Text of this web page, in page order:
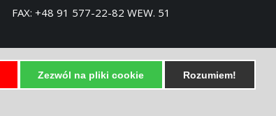
Zezwól na pliki cookie Rozumiem!
FAX: +48 91 577-22-82 WEW. 51
E-MAIL:SPRZEDAZ@PESTA.COM.PL